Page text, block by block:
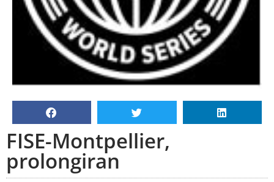
FISE-Montpellier,
prolongiran